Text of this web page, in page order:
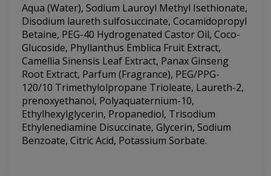
Aqua (Water), Sodium Lauroyl Methyl Isethionate,
Disodium laureth sulfosuccinate, Cocamidopropyl
Betaine, PEG-40 Hydrogenated Castor Oil, Coco-
Glucoside, Phyllanthus Emblica Fruit Extract,
Camellia Sinensis Leaf Extract, Panax Ginseng
Root Extract, Parfum (Fragrance), PEG/PPG-
120/10 Trimethylolpropane Trioleate, Laureth-2,
prenoxyethanol, Polyaquaternium-10,
Ethylhexylglycerin, Propanediol, Trisodium
Ethylenediamine Disuccinate, Glycerin, Sodium
Benzoate, Citric Acid, Potassium Sorbate.